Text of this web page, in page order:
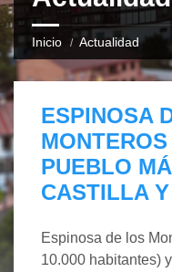
Inicio Actualidad
ESPINOSA
PUEBLO
CASTILLA
Espinosa de los
10.000 habitantes)